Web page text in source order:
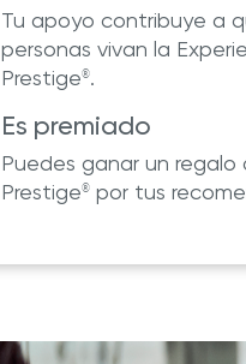
Tu apoyo contribuye a
personas vivan la
Prestige®.
Es premiado
Puedes ganar un regalo
Prestige® por tus